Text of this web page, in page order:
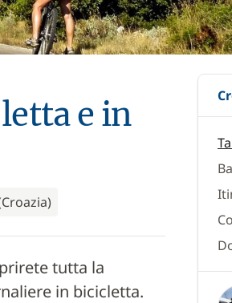
e in
tutta la
in bicicletta.